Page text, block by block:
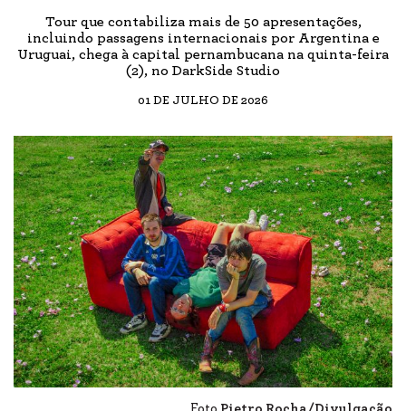
Tour que contabiliza mais de 50 apresentações,
incluindo passagens internacionais por Argentina e
Uruguai, chega à capital pernambucana na quinta-feira
(2), no DarkSide Studio
01 DE JULHO DE 2026